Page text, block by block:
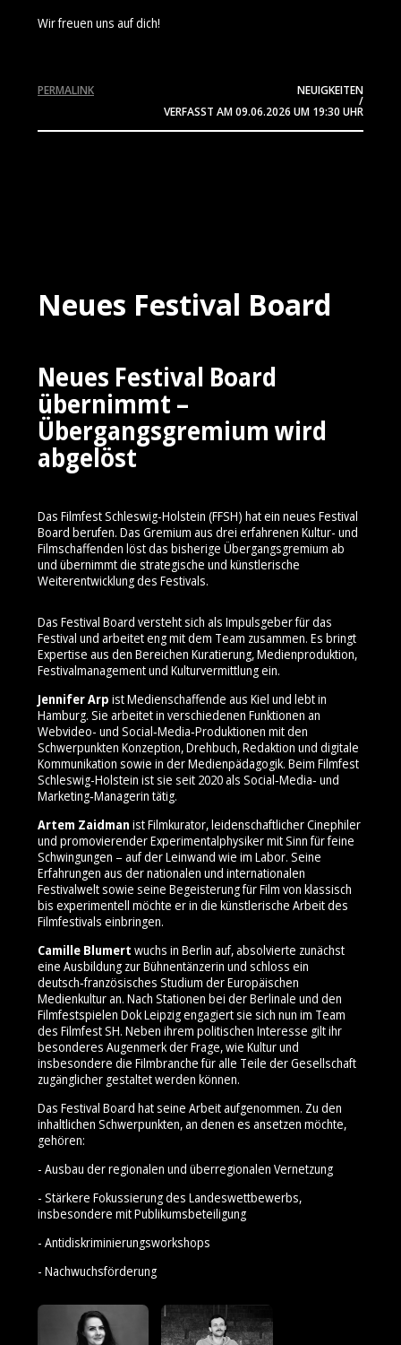
Wir freuen uns auf dich!
NEUIGKEITEN
/
VERFASST AM09.06.2026 UM 19:30 UHR
PERMALINK
Neues Festival Board
Neues Festival Board
übernimmt –
Übergangsgremium wird
abgelöst
Das Filmfest Schleswig-Holstein (FFSH) hat ein neues Festival
Board berufen. Das Gremium aus drei erfahrenen Kultur- und
Filmschaffenden löst das bisherige Übergangsgremium ab
und übernimmt die strategische und künstlerische
Weiterentwicklung des Festivals.
Das Festival Board versteht sich als Impulsgeber für das
Festival und arbeitet eng mit dem Team zusammen. Es bringt
Expertise aus den Bereichen Kuratierung, Medienproduktion,
Festivalmanagement und Kulturvermittlung ein.
Jennifer Arp ist Medienschaffende aus Kiel und lebt in
Hamburg. Sie arbeitet in verschiedenen Funktionen an
Webvideo- und Social‑Media‑Produktionen mit den
Schwerpunkten Konzeption, Drehbuch, Redaktion und digitale
Kommunikation sowie in der Medienpädagogik. Beim Filmfest
Schleswig-Holstein ist sie seit 2020 als Social‑Media‑ und
Marketing‑Managerin tätig.
Artem Zaidman ist Filmkurator, leidenschaftlicher Cinephiler
und promovierender Experimentalphysiker mit Sinn für feine
Schwingungen – auf der Leinwand wie im Labor. Seine
Erfahrungen aus der nationalen und internationalen
Festivalwelt sowie seine Begeisterung für Film von klassisch
bis experimentell möchte er in die künstlerische Arbeit des
Filmfestivals einbringen.
Camille Blumert wuchs in Berlin auf, absolvierte zunächst
eine Ausbildung zur Bühnentänzerin und schloss ein
deutsch‑französisches Studium der Europäischen
Medienkultur an. Nach Stationen bei der Berlinale und den
Filmfestspielen Dok Leipzig engagiert sie sich nun im Team
des Filmfest SH. Neben ihrem politischen Interesse gilt ihr
besonderes Augenmerk der Frage, wie Kultur und
insbesondere die Filmbranche für alle Teile der Gesellschaft
zugänglicher gestaltet werden können.
Das Festival Board hat seine Arbeit aufgenommen. Zu den
inhaltlichen Schwerpunkten, an denen es ansetzen möchte,
gehören:
- Ausbau der regionalen und überregionalen Vernetzung
- Stärkere Fokussierung des Landeswettbewerbs,
insbesondere mit Publikumsbeteiligung
- Antidiskriminierungsworkshops
- Nachwuchsförderung